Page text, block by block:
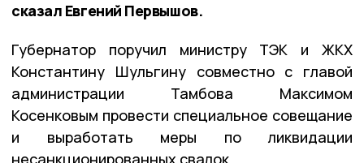
сказал Евгений Первышов.
Губернатор поручил министру ТЭК и ЖКХ
Константину Шульгину совместно с главой
администрации Тамбова Максимом
Косенковым провести специальное совещание
и выработать меры по ликвидации